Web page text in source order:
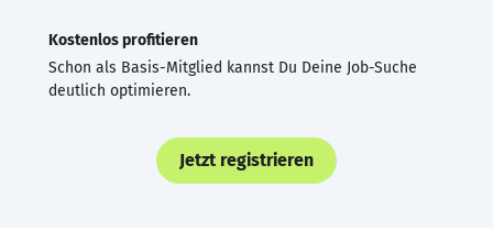
Kostenlos profitieren
Schon als Basis-Mitglied kannst Du Deine Job-Suche
deutlich optimieren.
Jetzt registrieren